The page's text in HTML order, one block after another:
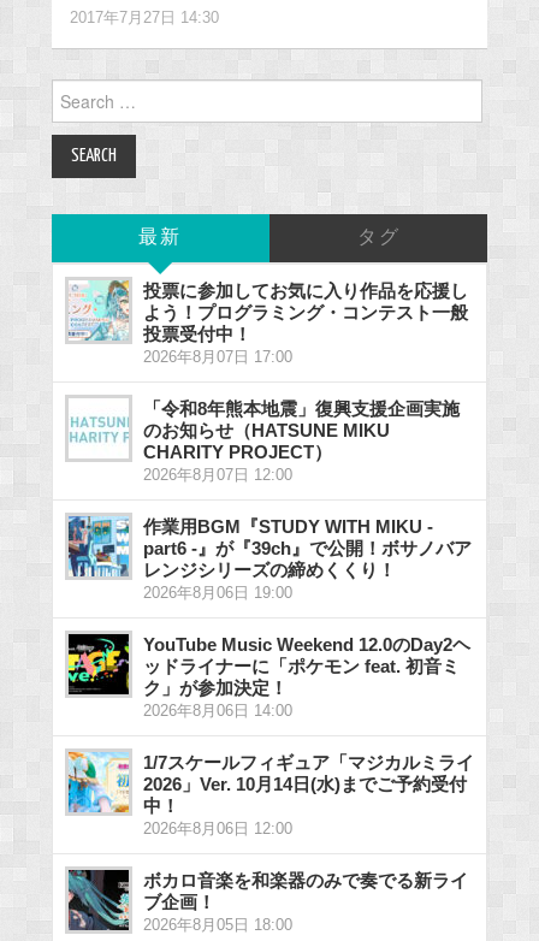
2017年7月27日 14:30
for:
最新 タグ
投票に参加してお気に入り作品を応援し
よう！プログラミング・コンテスト一般
投票受付中！
2026年8月07日 17:00
「令和8年熊本地震」復興支援企画実施
のお知らせ（HATSUNE MIKU
CHARITY PROJECT）
2026年8月07日 12:00
作業用BGM『STUDY WITH MIKU -
part6 -』が『39ch』で公開！ボサノバア
レンジシリーズの締めくくり！
2026年8月06日 19:00
YouTube Music Weekend 12.0のDay2ヘ
ッドライナーに「ポケモン feat. 初音ミ
ク」が参加決定！
2026年8月06日 14:00
1/7スケールフィギュア「マジカルミライ
2026」Ver. 10月14日(水)までご予約受付
中！
2026年8月06日 12:00
ボカロ音楽を和楽器のみで奏でる新ライ
ブ企画！
2026年8月05日 18:00